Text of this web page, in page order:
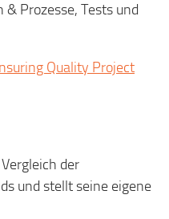
Prozesse, Tests und
Quality Project
der
und stellt seine eigene